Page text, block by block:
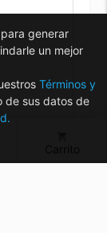
generar
un mejor
Términos y
de sus datos de